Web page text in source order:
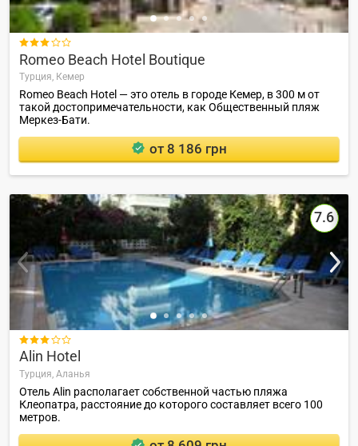

Romeo Beach Hotel Boutique
Турция, Кемер
Romeo Beach Hotel — это отель в городе Кемер, в 300 м от
такой достопримечательности, как Общественный пляж
Меркез-Бати.
от 8 186 грн
7.6

Alin Hotel
Турция, Аланья
Отель Alin располагает собственной частью пляжа
Клеопатра, расстояние до которого составляет всего 100
метров.